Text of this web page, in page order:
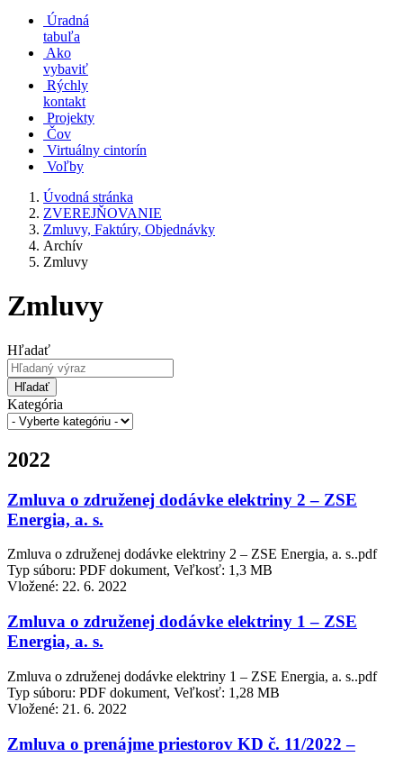
Úradná
tabuľa
Ako
vybaviť
Rýchly
kontakt
Projekty
Čov
Virtuálny cintorín
Voľby
Úvodná stránka
ZVEREJŇOVANIE
Zmluvy, Faktúry, Objednávky
Archív
Zmluvy
Zmluvy
Hľadať
Hľadať
Kategória
2022
Zmluva o združenej dodávke elektriny 2 – ZSE
Energia, a. s.
Zmluva o združenej dodávke elektriny 2 – ZSE Energia, a. s..pdf
Typ súboru: PDF dokument, Veľkosť: 1,3 MB
Vložené: 22. 6. 2022
Zmluva o združenej dodávke elektriny 1 – ZSE
Energia, a. s.
Zmluva o združenej dodávke elektriny 1 – ZSE Energia, a. s..pdf
Typ súboru: PDF dokument, Veľkosť: 1,28 MB
Vložené: 21. 6. 2022
Zmluva o prenájme priestorov KD č. 11/2022 –